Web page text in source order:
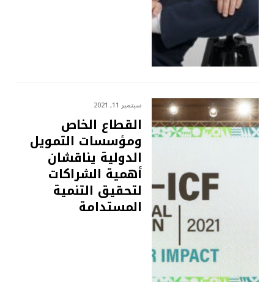
سبتمبر 11, 2021
القطاع الخاص
ومؤسسات التمويل
الدولية يناقشان
أهمية الشراكات
لتحقيق التنمية
المستدامة